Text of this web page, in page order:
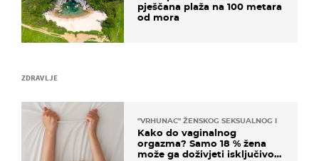
ZDRAVLJE
"VRHUNAC" ŽENSKOG SEKSUALNOG ISKUSTVA
Kako do vaginalnog
orgazma? Samo 18 % žena
može ga doživjeti isključivo
pješčana plaža na 100 metara
od mora